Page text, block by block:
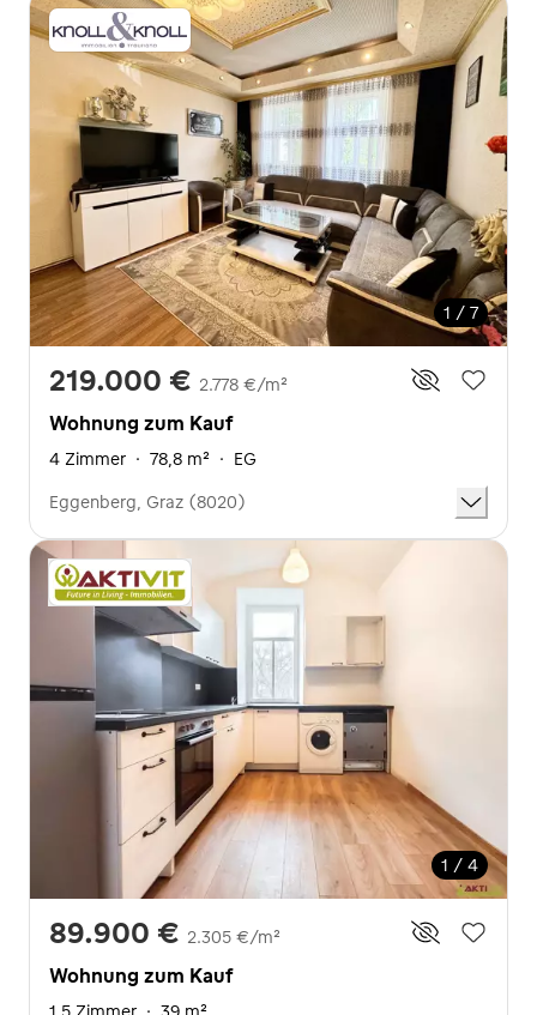
1 / 7
219.000 € 2.778 €/m²
Wohnung zum Kauf
4 Zimmer · 78,8 m² · EG
Eggenberg, Graz (8020)
1 / 4
89.900 € 2.305 €/m²
Wohnung zum Kauf